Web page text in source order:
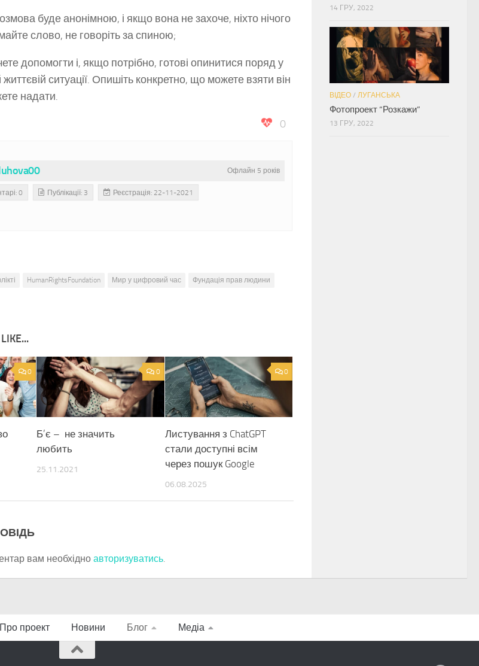
буде анонімною, і якщо вона не захоче, ніхто нічого
слово, не говоріть за спиною;
допомогти і, якщо потрібно, готові опинитися поряд у
життєвій ситуації. Опишіть конкретно, що можете взяти він
надати.
0
Офлайн 5 років
0 Публікації: 3 Реєстрація: 22-11-2021
HumanRightsFoundation Мир у цифровий час
Фундація прав людини
0 0
Б’є – не значить
любить
25.11.2021
0
Листування з ChatGPT
стали доступні всім
через пошук Google
06.08.2025
вам необхідно авторизуватись.
14 ГРУ, 2022
ВІДЕО / ЛУГАНСЬКА
Фотопроект “Розкажи”
13 ГРУ, 2022
Про проект Новини Блог Медіа